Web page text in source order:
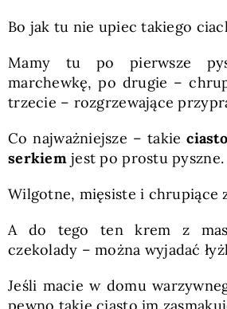
Bo jak tu nie upiec takiego
Mamy tu po pierwsze
marchewkę, po drugie –
trzecie – rozgrzewające
Co najważniejsze – takie
serkiemjest po prostu pyszne.
Wilgotne, mięsiste i chrupiące
A do tego ten krem z
czekolady – można wyjadać
Jeśli macie w domu